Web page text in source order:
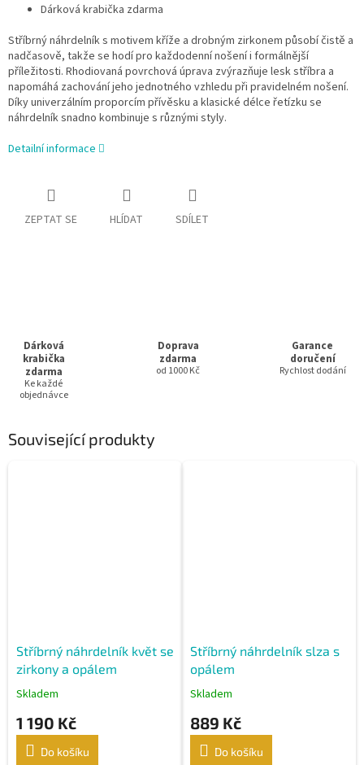
Dárková krabička zdarma
Stříbrný náhrdelník s motivem kříže a drobným zirkonem působí čistě a
nadčasově, takže se hodí pro každodenní nošení i formálnější
příležitosti. Rhodiovaná povrchová úprava zvýrazňuje lesk stříbra a
napomáhá zachování jeho jednotného vzhledu při pravidelném nošení.
Díky univerzálním proporcím přívěsku a klasické délce řetízku se
náhrdelník snadno kombinuje s různými styly.
Detailní informace
ZEPTAT SE HLÍDAT SDÍLET
Dárková
krabička
zdarma
Ke každé
objednávce
Doprava
zdarma
od 1000 Kč
Garance
doručení
Rychlost dodání
Související produkty
Stříbrný náhrdelník květ se
zirkony a opálem
Skladem
1 190 Kč
Do košíku
Stříbrný náhrdelník slza s
opálem
Skladem
889 Kč
Do košíku